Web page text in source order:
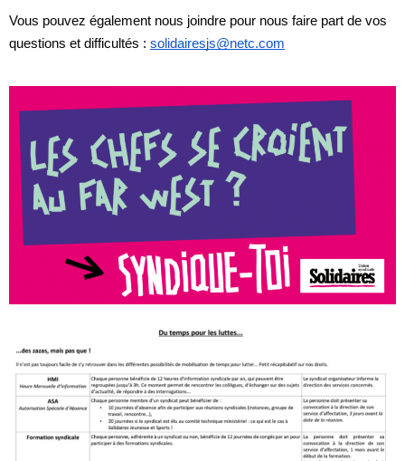
Vous pouvez également nous joindre pour nous faire part de vos
questions et difficultés : solidairesjs@netc.com